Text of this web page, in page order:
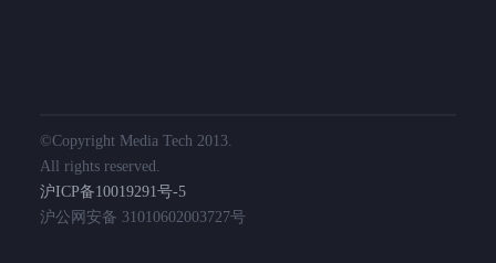
©️Copyright Media Tech 2013.
All rights reserved.
沪ICP备10019291号-5
沪公网安备 31010602003727号